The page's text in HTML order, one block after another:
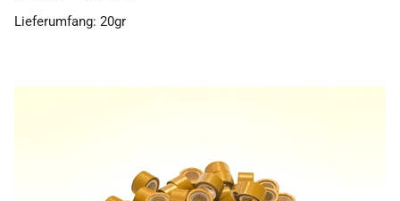
Lieferumfang: 20gr